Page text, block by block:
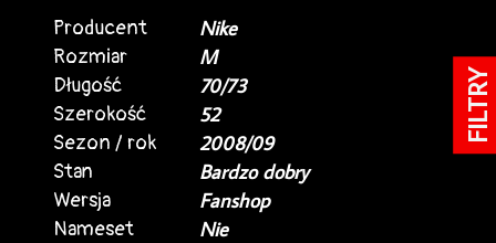
Producent
Nike
Rozmiar
M
Długość
70/73
Szerokość
52
Sezon / rok
2008/09
Stan
Bardzo dobry
Wersja
Fanshop
Nameset
Nie
FILTRY